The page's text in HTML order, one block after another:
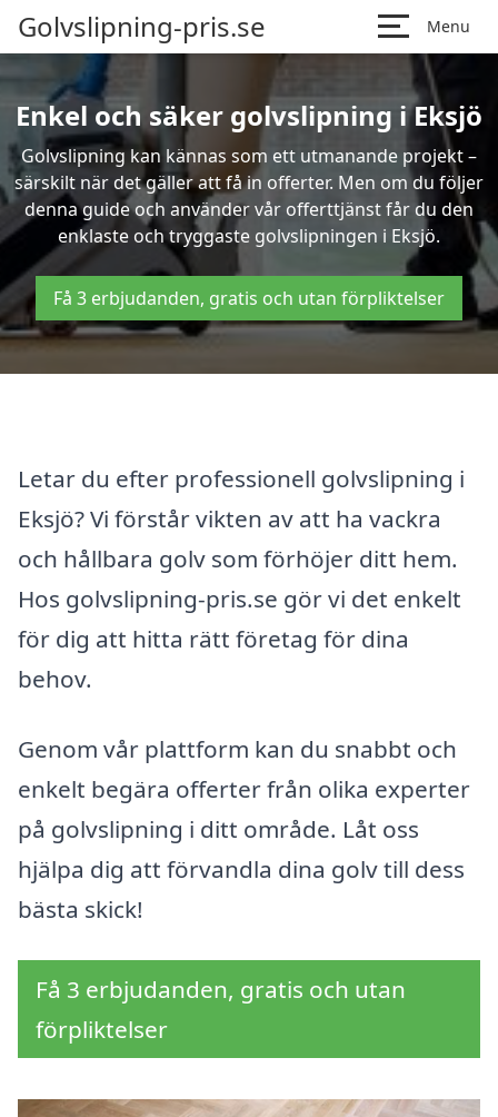
Golvslipning-pris.se Menu
Enkel och säker golvslipning i Eksjö
Golvslipning kan kännas som ett utmanande projekt –
särskilt när det gäller att få in offerter. Men om du följer
denna guide och använder vår offerttjänst får du den
enklaste och tryggaste golvslipningen i Eksjö.
Få 3 erbjudanden, gratis och utan förpliktelser
Letar du efter professionell golvslipning i
Eksjö? Vi förstår vikten av att ha vackra
och hållbara golv som förhöjer ditt hem.
Hos golvslipning-pris.se gör vi det enkelt
för dig att hitta rätt företag för dina
behov.
Genom vår plattform kan du snabbt och
enkelt begära offerter från olika experter
på golvslipning i ditt område. Låt oss
hjälpa dig att förvandla dina golv till dess
bästa skick!
Få 3 erbjudanden, gratis och utan
förpliktelser